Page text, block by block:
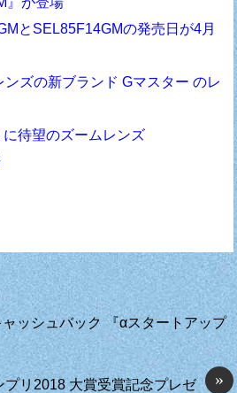
とSEL85F14GMの発売日が4月
ンズの新ブランド Gマスター のレ
に待望のズームレンズ
ッシュバック 『αスタートアップ
»
プリ2018 大賞受賞記念プレゼ